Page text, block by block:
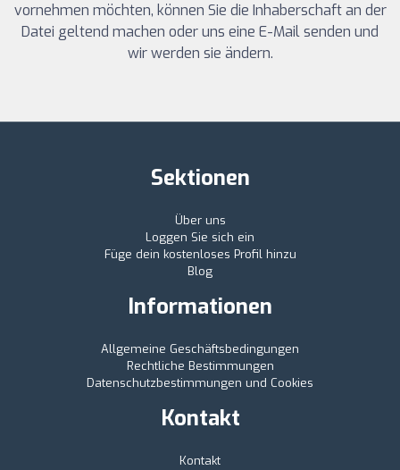
vornehmen möchten, können Sie die Inhaberschaft an der
Datei geltend machen oder uns eine E-Mail senden und
wir werden sie ändern.
Sektionen
Über uns
Loggen Sie sich ein
Füge dein kostenloses Profil hinzu
Blog
Informationen
Allgemeine Geschäftsbedingungen
Rechtliche Bestimmungen
Datenschutzbestimmungen und Cookies
Kontakt
Kontakt